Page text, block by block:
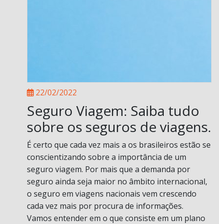
22/02/2022
Seguro Viagem: Saiba tudo
sobre os seguros de viagens.
É certo que cada vez mais a os brasileiros estão se
conscientizando sobre a importância de um
seguro viagem. Por mais que a demanda por
seguro ainda seja maior no âmbito internacional,
o seguro em viagens nacionais vem crescendo
cada vez mais por procura de informações.
Vamos entender em o que consiste em um plano